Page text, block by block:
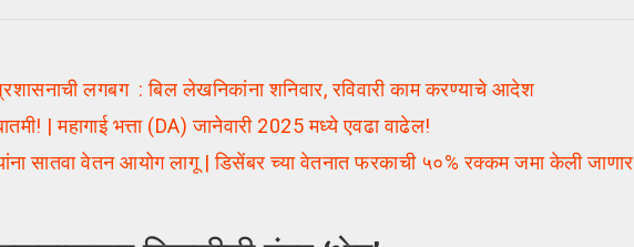
लगबग : बिल लेखनिकांना शनिवार, रविवारी काम करण्याचे आदेश
| महागाई भत्ता (DA) जानेवारी 2025 मध्ये एवढा वाढेल!
सातवा वेतन आयोग लागू | डिसेंबर च्या वेतनात फरकाची ५०% रक्कम जमा केली जाणार